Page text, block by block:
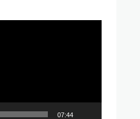
07:44